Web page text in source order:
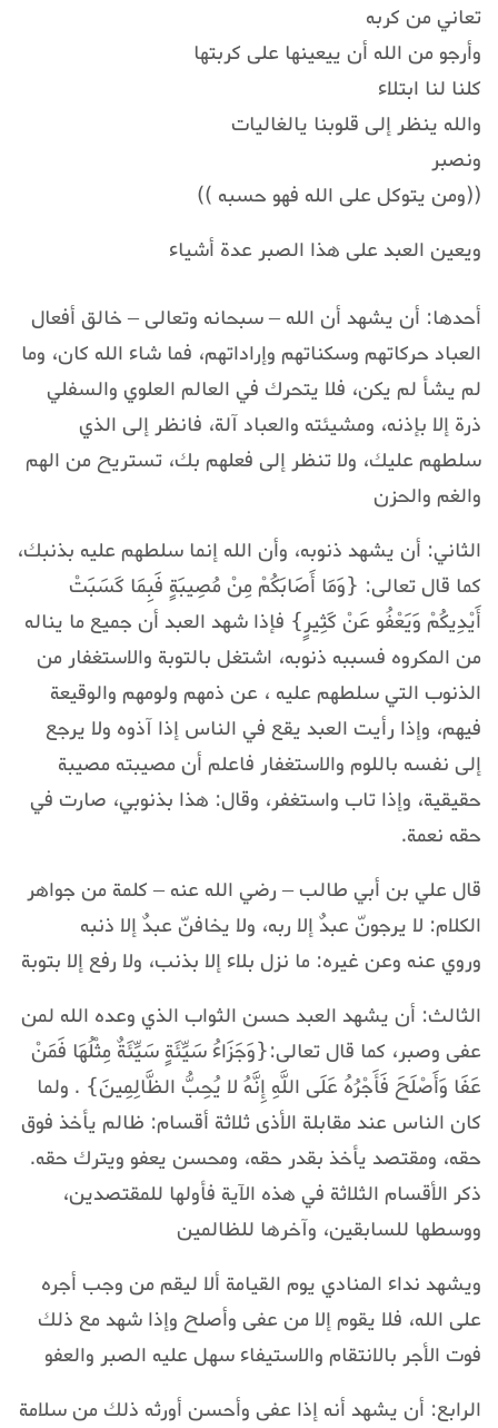
تعاني من كربه
وأرجو من الله أن ييعينها على كربتها
كلنا لنا ابتلاء
والله ينظر إلى قلوبنا يالغاليات
ونصبر
((ومن يتوكل على الله فهو حسبه ))
ويعين العبد على هذا الصبر عدة أشياء
أحدها: أن يشهد أن الله – سبحانه وتعالى – خالق أفعال
العباد حركاتهم وسكناتهم وإراداتهم، فما شاء الله كان، وما
لم يشأ لم يكن، فلا يتحرك في العالم العلوي والسفلي
ذرة إلا بإذنه، ومشيئته والعباد آلة، فانظر إلى الذي
سلطهم عليك، ولا تنظر إلى فعلهم بك، تستريح من الهم
والغم والحزن
الثاني: أن يشهد ذنوبه، وأن الله إنما سلطهم عليه بذنبك،
كما قال تعالى: {وَمَا أَصَابَكُمْ مِنْ مُصِيبَةٍ فَبِمَا كَسَبَتْ
أَيْدِيكُمْ وَيَعْفُو عَنْ كَثِيرٍ} فإذا شهد العبد أن جميع ما يناله
من المكروه فسببه ذنوبه، اشتغل بالتوبة والاستغفار من
الذنوب التي سلطهم عليه ، عن ذمهم ولومهم والوقيعة
فيهم، وإذا رأيت العبد يقع في الناس إذا آذوه ولا يرجع
إلى نفسه باللوم والاستغفار فاعلم أن مصيبته مصيبة
حقيقية، وإذا تاب واستغفر، وقال: هذا بذنوبي، صارت في
حقه نعمة.
قال علي بن أبي طالب – رضي الله عنه – كلمة من جواهر
الكلام: لا يرجونّ عبدٌ إلا ربه، ولا يخافنّ عبدٌ إلا ذنبه
وروي عنه وعن غيره: ما نزل بلاء إلا بذنب، ولا رفع إلا بتوبة
الثالث: أن يشهد العبد حسن الثواب الذي وعده الله لمن
عفى وصبر، كما قال تعالى:{وَجَزَاءُ سَيِّئَةٍ سَيِّئَةٌ مِثْلُهَا فَمَنْ
عَفَا وَأَصْلَحَ فَأَجْرُهُ عَلَى اللَّهِ إِنَّهُ لا يُحِبُّ الظَّالِمِينَ} . ولما
كان الناس عند مقابلة الأذى ثلاثة أقسام: ظالم يأخذ فوق
حقه، ومقتصد يأخذ بقدر حقه، ومحسن يعفو ويترك حقه.
ذكر الأقسام الثلاثة في هذه الآية فأولها للمقتصدين،
ووسطها للسابقين، وآخرها للظالمين
ويشهد نداء المنادي يوم القيامة ألا ليقم من وجب أجره
على الله، فلا يقوم إلا من عفى وأصلح وإذا شهد مع ذلك
فوت الأجر بالانتقام والاستيفاء سهل عليه الصبر والعفو
الرابع: أن يشهد أنه إذا عفى وأحسن أورثه ذلك من سلامة